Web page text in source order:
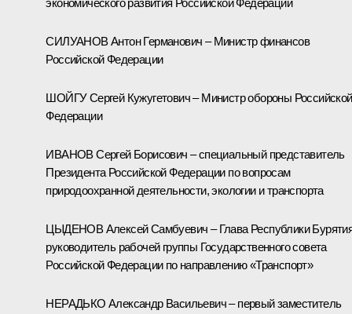
экономического развития Российской Федерации
СИЛУАНОВ Антон Германович – Министр финансов
Российской Федерации
ШОЙГУ Сергей Кужугетович – Министр обороны Российской
Федерации
ИВАНОВ Сергей Борисович – специальный представитель
Президента Российской Федерации по вопросам
природоохранной деятельности, экологии и транспорта
ЦЫДЕНОВ Алексей Самбуевич – Глава Республики
руководитель рабочей группы Государственного совета
Российской Федерации по направлению «Транспорт»
НЕРАДЬКО Александр Васильевич – первый заместитель